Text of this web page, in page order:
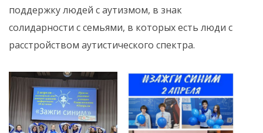
поддержку людей с аутизмом, в знак
солидарности с семьями, в которых есть люди с
расстройством аутистического спектра.